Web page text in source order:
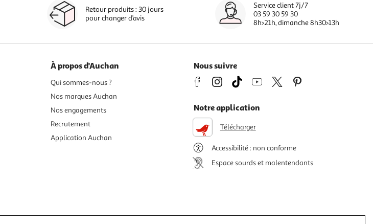
Retour produits : 30 jours
pour changer d’avis
Service client 7j/7
03 59 30 59 30
8h>21h, dimanche 8h30>13h
À propos d'Auchan
Qui sommes-nous ?
Nos marques Auchan
Nos engagements
Recrutement
Application Auchan
Nous suivre
Notre application
Télécharger
Accessibilité : non conforme
Espace sourds et malentendants